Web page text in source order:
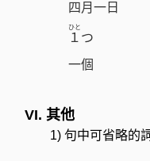
四月一日
１
ひと
つ
一個
VI. 其他
1) 句中可省略的